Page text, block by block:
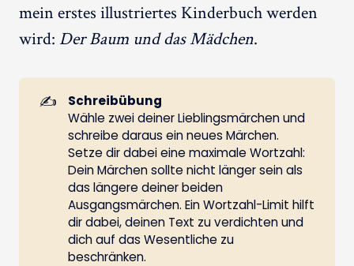
mein erstes illustriertes Kinderbuch werden
wird: Der Baum und das Mädchen.
✍️
Schreibübung
Wähle zwei deiner Lieblingsmärchen und
schreibe daraus ein neues Märchen.
Setze dir dabei eine maximale Wortzahl:
Dein Märchen sollte nicht länger sein als
das längere deiner beiden
Ausgangsmärchen. Ein Wortzahl-Limit hilft
dir dabei, deinen Text zu verdichten und
dich auf das Wesentliche zu
beschränken.